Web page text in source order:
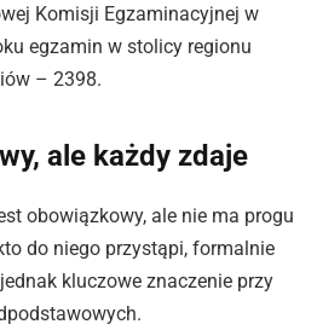
Komisji Egzaminacyjnej w
egzamin w stolicy regionu
– 2398.
ale każdy zdaje
obowiązkowy, ale nie ma progu
do niego przystąpi, formalnie
kluczowe znaczenie przy